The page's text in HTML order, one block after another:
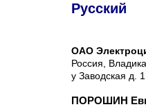
Русский
ОАО
Россия,
у Заводская д.
ПОРОШИН